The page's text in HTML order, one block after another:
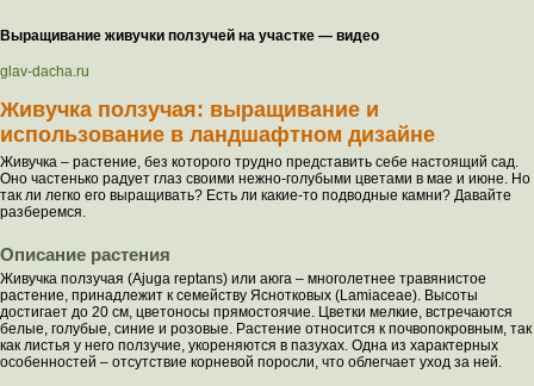
Выращивание живучки ползучей на участке — видео
glav-dacha.ru
Живучка ползучая: выращивание и
использование в ландшафтном дизайне
Живучка – растение, без которого трудно представить себе настоящий сад.
Оно частенько радует глаз своими нежно-голубыми цветами в мае и июне. Но
так ли легко его выращивать? Есть ли какие-то подводные камни? Давайте
разберемся.
Описание растения
Живучка ползучая (Ajuga reptans) или аюга – многолетнее травянистое
растение, принадлежит к семейству Яснотковых (Lamiaceae). Высоты
достигает до 20 см, цветоносы прямостоячие. Цветки мелкие, встречаются
белые, голубые, синие и розовые. Растение относится к почвопокровным, так
как листья у него ползучие, укореняются в пазухах. Одна из характерных
особенностей – отсутствие корневой поросли, что облегчает уход за ней.